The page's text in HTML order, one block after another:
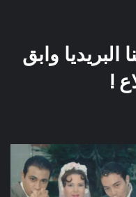
وابق
!